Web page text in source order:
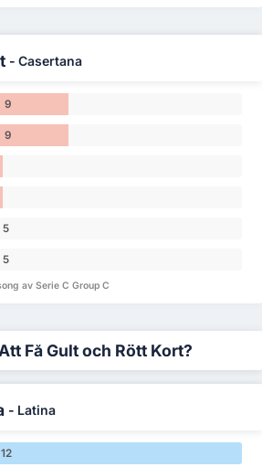
- Casertana
9
9
5
5
av Serie C Group C
Få Gult och Rött Kort?
- Latina